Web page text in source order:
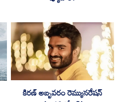
కిరణ్ అబ్బవరం రెమ్యునరేషన్